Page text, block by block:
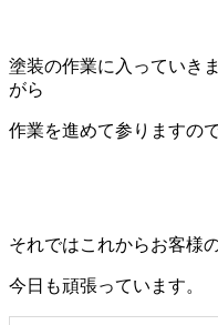
塗装の作業に入っていき
がら
作業を進めて参りますの
それではこれからお客様
今日も頑張っています。